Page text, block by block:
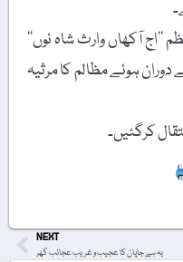
آکھاں وارث شاہ نوں‘‘
ہوئے مظالم کا مرثیہ
NEXT
یہ ہے جاپان کا عجیب و غریب عجائب گھر